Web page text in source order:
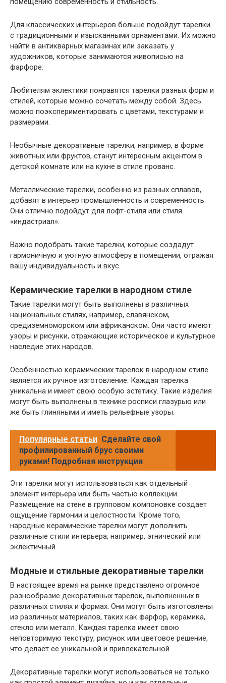
Для классических интерьеров больше подойдут тарелки
с традиционными и изысканными орнаментами. Их можно
найти в антикварных магазинах или заказать у
художников, которые занимаются живописью на
фарфоре.
Любителям эклектики понравятся тарелки разных форм и
стилей, которые можно сочетать между собой. Здесь
можно поэкспериментировать с цветами, текстурами и
размерами.
Необычные декоративные тарелки, например, в форме
животных или фруктов, станут интересным акцентом в
детской комнате или на кухне в стиле прованс.
Металлические тарелки, особенно из разных сплавов,
добавят в интерьер промышленность и современность.
Они отлично подойдут для лофт-стиля или стиля
«индастриал».
Важно подобрать такие тарелки, которые создадут
гармоничную и уютную атмосферу в помещении, отражая
вашу индивидуальность и вкус.
Керамические тарелки в народном стиле
Такие тарелки могут быть выполнены в различных
национальных стилях, например, славянском,
средиземноморском или африканском. Они часто имеют
узоры и рисунки, отражающие историческое и культурное
наследие этих народов.
Особенностью керамических тарелок в народном стиле
является их ручное изготовление. Каждая тарелка
уникальна и имеет свою особую эстетику. Такие изделия
могут быть выполнены в технике росписи глазурью или
же быть глиняными и иметь рельефные узоры.
Популярные статьи Сделайте свой
профилированный брус своими
руками! Подробная инструкция
Эти тарелки могут использоваться как отдельный
элемент интерьера или быть частью коллекции.
Размещение на стене в групповом компоновке создает
ощущение гармонии и целостности. Кроме того,
народные керамические тарелки могут дополнить
различные стили интерьера, например, этнический или
эклектичный.
Модные и стильные декоративные тарелки
В настоящее время на рынке представлено огромное
разнообразие декоративных тарелок, выполненных в
различных стилях и формах. Они могут быть изготовлены
из различных материалов, таких как фарфор, керамика,
стекло или металл. Каждая тарелка имеет свою
неповторимую текстуру, рисунок или цветовое решение,
что делает ее уникальной и привлекательной.
Декоративные тарелки могут использоваться не только